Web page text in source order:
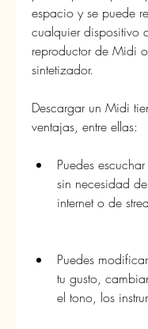
espacio y se puede
cualquier dispositivo
reproductor de Midi
sintetizador.
Descargar un Midi
ventajas, entre ellas:
Puedes
sin necesidad
internet o de
Puedes
tu gusto,
el tono, los